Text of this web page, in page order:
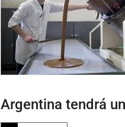
Argentina tendrá